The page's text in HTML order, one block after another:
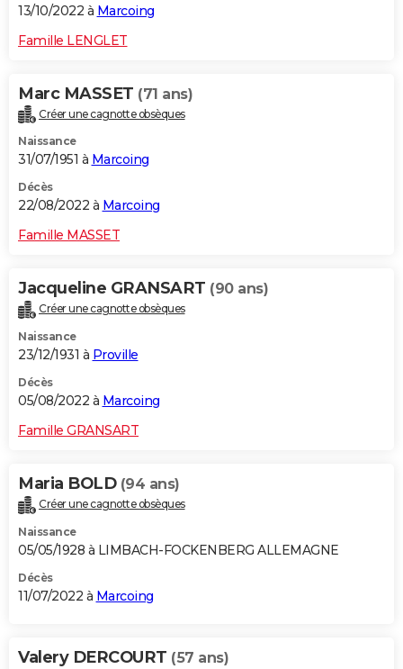
13/10/2022 à Marcoing
Famille LENGLET
Marc MASSET (71 ans)
Créer une cagnotte obsèques
Naissance
31/07/1951 à Marcoing
Décès
22/08/2022 à Marcoing
Famille MASSET
Jacqueline GRANSART (90 ans)
Créer une cagnotte obsèques
Naissance
23/12/1931 à Proville
Décès
05/08/2022 à Marcoing
Famille GRANSART
Maria BOLD (94 ans)
Créer une cagnotte obsèques
Naissance
05/05/1928 à LIMBACH-FOCKENBERG ALLEMAGNE
Décès
11/07/2022 à Marcoing
Valery DERCOURT (57 ans)